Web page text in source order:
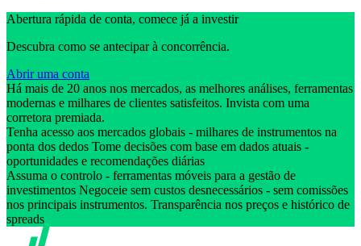
Abertura rápida de conta, comece já a investir
Descubra como se antecipar à concorrência.
Abrir uma conta
Há mais de 20 anos nos mercados, as melhores análises, ferramentas
modernas e milhares de clientes satisfeitos. Invista com uma
corretora premiada.
Tenha acesso aos mercados globais - milhares de instrumentos na
ponta dos dedos Tome decisões com base em dados atuais -
oportunidades e recomendações diárias
Assuma o controlo - ferramentas móveis para a gestão de
investimentos Negoceie sem custos desnecessários - sem comissões
nos principais instrumentos. Transparência nos preços e histórico de
spreads